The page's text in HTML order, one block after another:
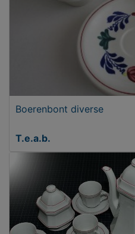
Boerenbont diverse
T.e.a.b.